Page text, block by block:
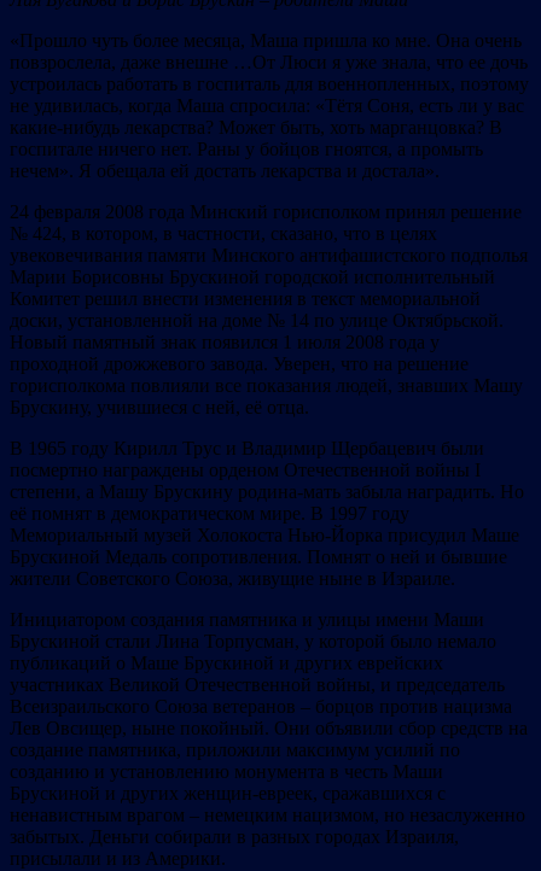
«Прошло чуть более месяца, Маша пришла ко мне. Она очень
повзрослела, даже внешне …От Люси я уже знала, что ее дочь
устроилась работать в госпиталь для военнопленных, поэтому
не удивилась, когда Маша спросила: «Тётя Соня, есть ли у вас
какие-нибудь лекарства? Может быть, хоть марганцовка? В
госпитале ничего нет. Раны у бойцов гноятся, а промыть
нечем». Я обещала ей достать лекарства и достала».
24 февраля 2008 года Минский горисполком принял решение
№ 424, в котором, в частности, сказано, что в целях
увековечивания памяти Минского антифашистского подполья
Марии Борисовны Брускиной городской исполнительный
Комитет решил внести изменения в текст мемориальной
доски, установленной на доме № 14 по улице Октябрьской.
Новый памятный знак появился 1 июля 2008 года у
проходной дрожжевого завода. Уверен, что на решение
горисполкома повлияли все показания людей, знавших Машу
Брускину, учившиеся с ней, её отца.
В 1965 году Кирилл Трус и Владимир Щербацевич были
посмертно награждены орденом Отечественной войны I
степени, а Машу Брускину родина-мать забыла наградить. Но
её помнят в демократическом мире. В 1997 году
Мемориальный музей Холокоста Нью-Йорка присудил Маше
Брускиной Медаль сопротивления. Помнят о ней и бывшие
жители Советского Союза, живущие ныне в Израиле.
Инициатором создания памятника и улицы имени Маши
Брускиной стали Лина Торпусман, у которой было немало
публикаций о Маше Брускиной и других еврейских
участниках Великой Отечественной войны, и председатель
Всеизраильского Союза ветеранов – борцов против нацизма
Лев Овсищер, ныне покойный. Они объявили сбор средств на
создание памятника, приложили максимум усилий по
созданию и установлению монумента в честь Маши
Брускиной и других женщин-евреек, сражавшихся с
ненавистным врагом – немецким нацизмом, но незаслуженно
забытых. Деньги собирали в разных городах Израиля,
присылали и из Америки.